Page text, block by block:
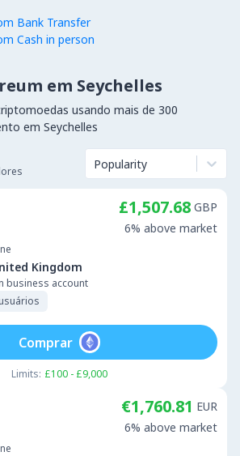
Bank Transfer
Cash in person
em Seychelles
usando mais de 300
em Seychelles
Popularity
Kingdom
business account
£1,507.68 GBP
6% above market
Limits: £100 - £9,000
Comprar
€1,760.81 EUR
6% above market